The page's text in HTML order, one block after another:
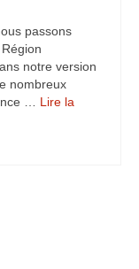
passons
notre version
nombreux
… Lire la